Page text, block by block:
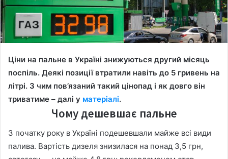
Ціни на пальне в Україні знижуються другий місяць
поспіль. Деякі позиції втратили навіть до 5 гривень на
літрі. З чим пов’язаний такий цінопад і як довго він
триватиме – далі у матеріалі.
Чому дешевшає пальне
З початку року в Україні подешевшали майже всі види
палива. Вартість дизеля знизилася на понад 3,5 грн,